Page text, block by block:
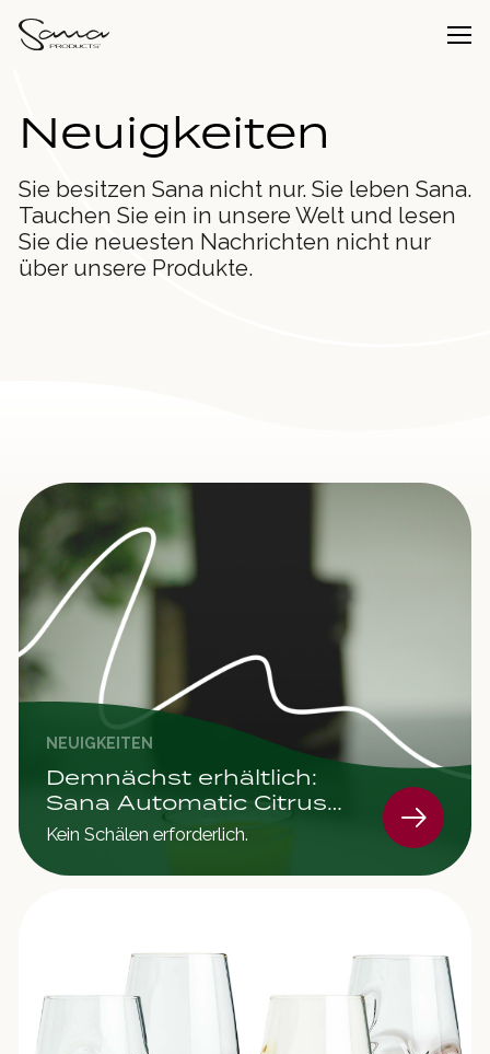
Neuigkeiten
Sie besitzen Sana nicht nur. Sie leben Sana.
Tauchen Sie ein in unsere Welt und lesen
Sie die neuesten Nachrichten nicht nur
über unsere Produkte.
NEUIGKEITEN
Demnächst erhältlich:
Sana Automatic Citrus
Juicer
Kein Schälen erforderlich.